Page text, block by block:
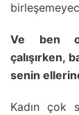
Ve ben o
çalışırken,
senin
Kadın çok